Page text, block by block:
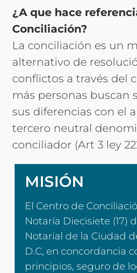
¿A que hace
Conciliación?
La conciliación es un
alternativo de
conflictos a través del
más personas buscan
sus diferencias con el
tercero neutral
conciliador (Art 3 ley
MISIÓN
El Centro de
Notaría Diecisiete (17)
Notarial de la Ciudad
D.C, en concordancia
principios, seguro de